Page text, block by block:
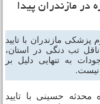
مازندران پیدا
مازندران با تایید
تب دنگی در استان،
به تنهایی دلیل بر
حسینی با تایید